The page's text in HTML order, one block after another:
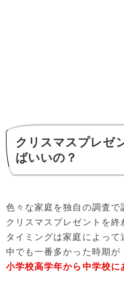
クリスマスプレゼ
ばいいの？
色々な家庭を独自の調査で
クリスマスプレゼントを終
タイミングは家庭によって
中でも一番多かった時期が
小学校高学年から中学校に